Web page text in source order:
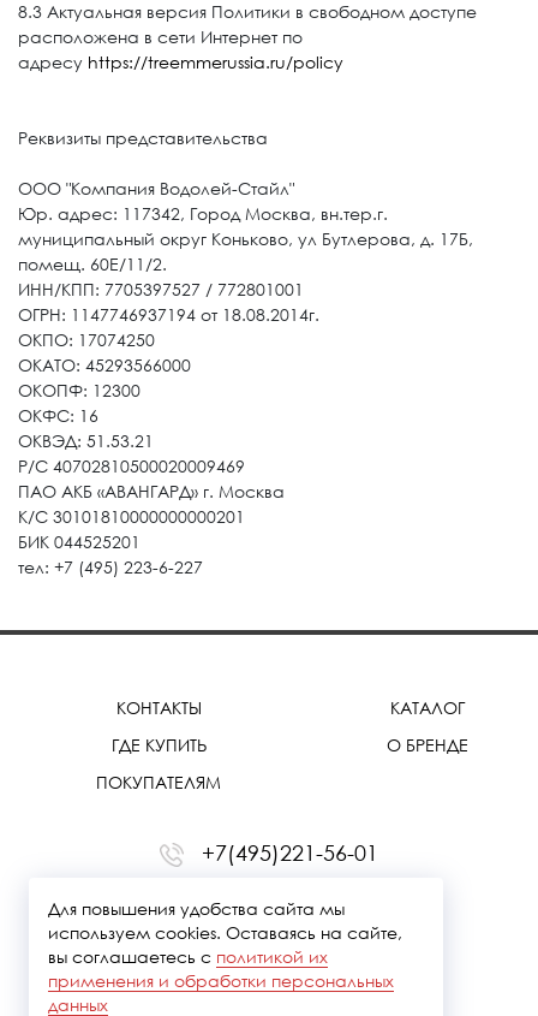
8.3 Актуальная версия Политики в свободном доступе
расположена в сети Интернет по
адресу https://treemmerussia.ru/policy
Реквизиты представительства
ООО "Компания Водолей-Стайл"
Юр. адрес: 117342, Город Москва, вн.тер.г.
муниципальный округ Коньково, ул Бутлерова, д. 17Б,
помещ. 60Е/11/2.
ИНН/КПП: 7705397527 / 772801001
ОГРН: 1147746937194 от 18.08.2014г.
ОКПО: 17074250
ОКАТО: 45293566000
ОКОПФ: 12300
ОКФС: 16
ОКВЭД: 51.53.21
Р/С 40702810500020009469
ПАО АКБ «АВАНГАРД» г. Москва
К/С 30101810000000000201
БИК 044525201
тел: +7 (495) 223-6-227
КОНТАКТЫ
ГДЕ КУПИТЬ
ПОКУПАТЕЛЯМ
КАТАЛОГ
О БРЕНДЕ
+7(495)221-56-01
office@treemmerussia.ru
Для повышения удобства сайта мы
используем cookies. Оставаясь на сайте,
вы соглашаетесь с политикой их
применения и обработки персональных
данных